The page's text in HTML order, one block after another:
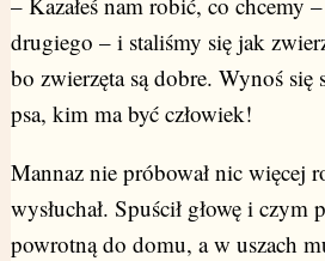
drugiego – i staliśmy się jak
bo zwierzęta są dobre. Wynoś się
psa, kim ma być człowiek!
Mannaz nie próbował nic więcej
wysłuchał. Spuścił głowę i czym
powrotną do domu, a w uszach